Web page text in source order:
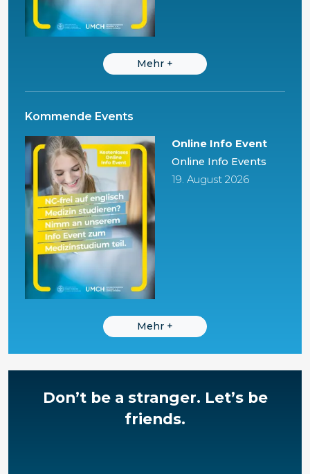
Mehr +
Kommende Events
Online Info Event
Online Info Events
19. August 2026
Mehr +
Don’t be a stranger. Let’s be
friends.